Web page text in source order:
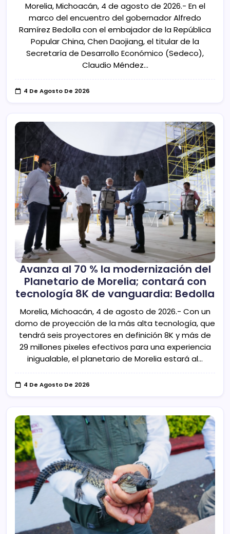
Morelia, Michoacán, 4 de agosto de 2026.- En el
marco del encuentro del gobernador Alfredo
Ramírez Bedolla con el embajador de la República
Popular China, Chen Daojiang, el titular de la
Secretaría de Desarrollo Económico (Sedeco),
Claudio Méndez…
4 De Agosto De 2026
Avanza al 70 % la modernización del
Planetario de Morelia; contará con
tecnología 8K de vanguardia: Bedolla
Morelia, Michoacán, 4 de agosto de 2026.- Con un
domo de proyección de la más alta tecnología, que
tendrá seis proyectores en definición 8K y más de
29 millones pixeles efectivos para una experiencia
inigualable, el planetario de Morelia estará al…
4 De Agosto De 2026